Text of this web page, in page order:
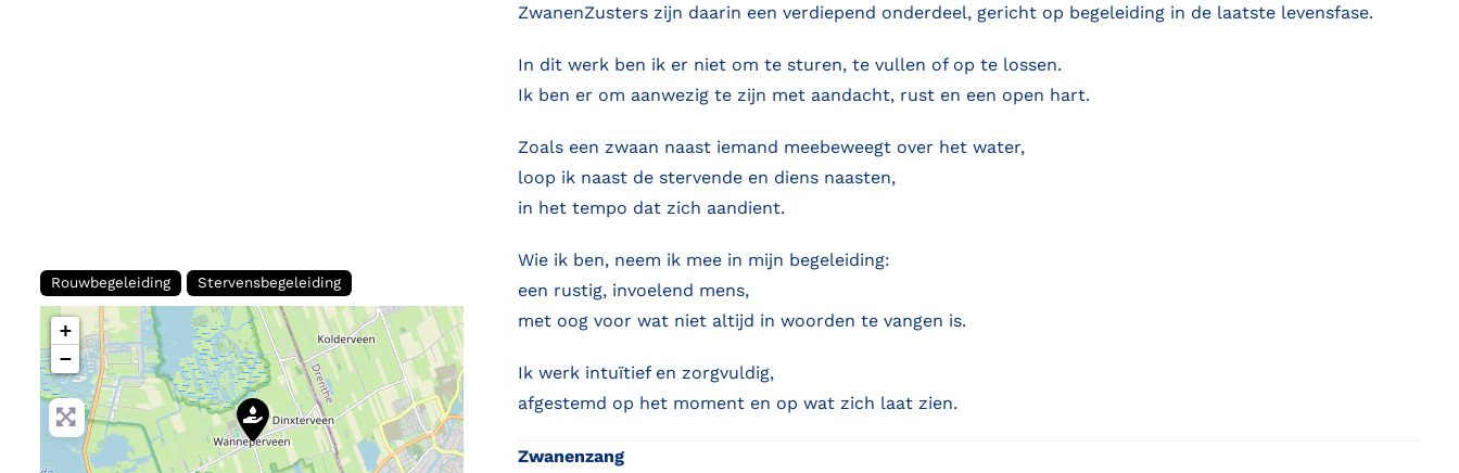
Rouwbegeleiding Stervensbegeleiding
+
−
ZwanenZusters zijn daarin een verdiepend onderdeel, gericht op begeleiding in de laatste levensfase.
In dit werk ben ik er niet om te sturen, te vullen of op te lossen.
Ik ben er om aanwezig te zijn met aandacht, rust en een open hart.
Zoals een zwaan naast iemand meebeweegt over het water,
loop ik naast de stervende en diens naasten,
in het tempo dat zich aandient.
Wie ik ben, neem ik mee in mijn begeleiding:
een rustig, invoelend mens,
met oog voor wat niet altijd in woorden te vangen is.
Ik werk intuïtief en zorgvuldig,
afgestemd op het moment en op wat zich laat zien.
Zwanenzang